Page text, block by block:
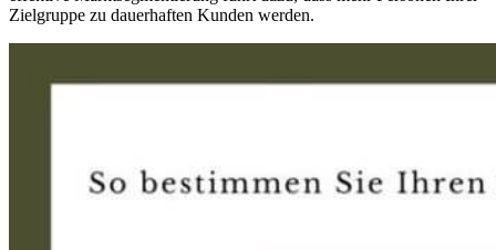
Zielgruppe zu dauerhaften Kunden werden.